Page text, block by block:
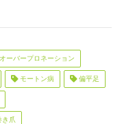
ーバープロネーション
モートン病 偏平足
爪